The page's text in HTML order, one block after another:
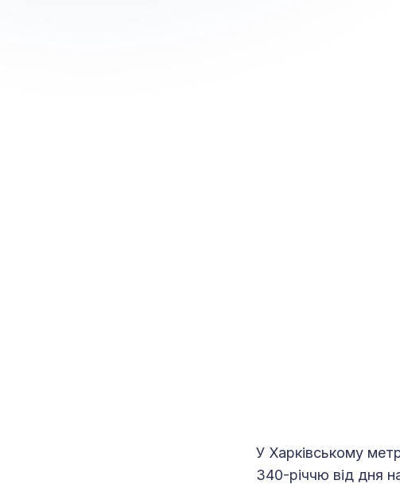
У Харківському
340-річчю від дня